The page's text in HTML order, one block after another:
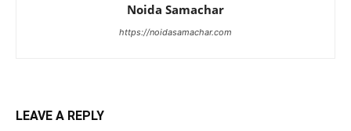
Noida Samachar
https://noidasamachar.com
LEAVE A REPLY